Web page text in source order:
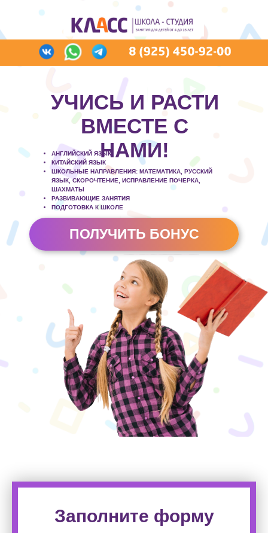
АНГЛИЙСКИЙ ЯЗЫК
КИТАЙСКИЙ ЯЗЫК
ШКОЛЬНЫЕ НАПРАВЛЕНИЯ: МАТЕМАТИКА, РУССКИЙ
ЯЗЫК, СКОРОЧТЕНИЕ, ИСПРАВЛЕНИЕ ПОЧЕРКА,
ШАХМАТЫ
РАЗВИВАЮЩИЕ ЗАНЯТИЯ
ПОДГОТОВКА К ШКОЛЕ
ПОЛУЧИТЬ БОНУС
УЧИСЬ И РАСТИ
ВМЕСТЕ С
НАМИ!
Заполните форму